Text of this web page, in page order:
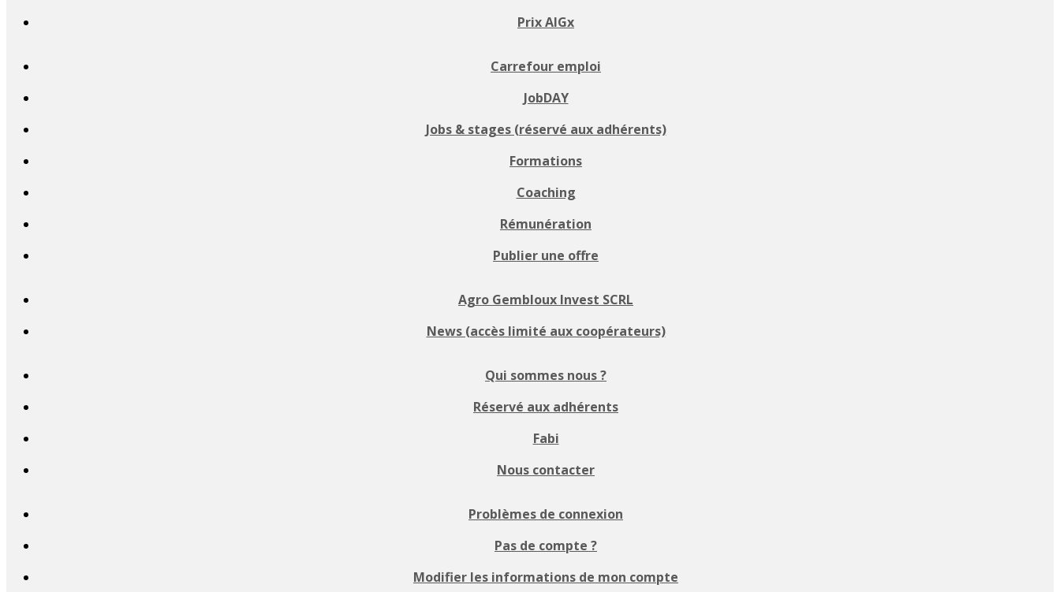
Prix AIGx
Carrefour emploi
JobDAY
Jobs & stages (réservé aux adhérents)
Formations
Coaching
Rémunération
Publier une offre
Agro Gembloux Invest SCRL
News (accès limité aux coopérateurs)
Qui sommes nous ?
Réservé aux adhérents
Fabi
Nous contacter
Problèmes de connexion
Pas de compte ?
Modifier les informations de mon compte